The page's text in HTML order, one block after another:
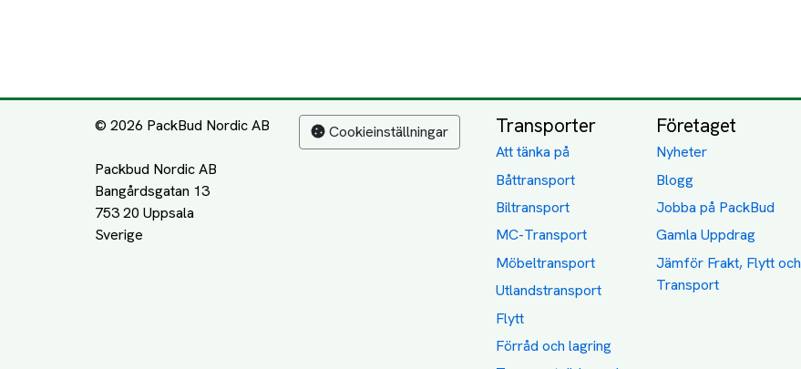
© 2026 PackBud Nordic AB
Packbud Nordic AB
Bangårdsgatan 13
753 20 Uppsala
Cookieinställningar Transporter
Att tänka på
Båttransport
Biltransport
MC-Transport
Möbeltransport
Utlandstransport
Flytt
Förråd och lagring
Företaget
Nyheter
Blogg
Jobba på PackBud
Gamla Uppdrag
Jämför Frakt, Flytt och
Transport